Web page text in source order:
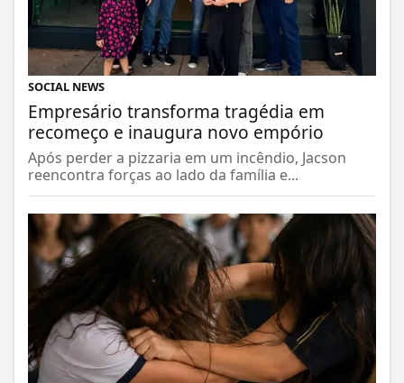
SOCIAL NEWS
Empresário transforma tragédia em
recomeço e inaugura novo empório
Após perder a pizzaria em um incêndio, Jacson
reencontra forças ao lado da família e...